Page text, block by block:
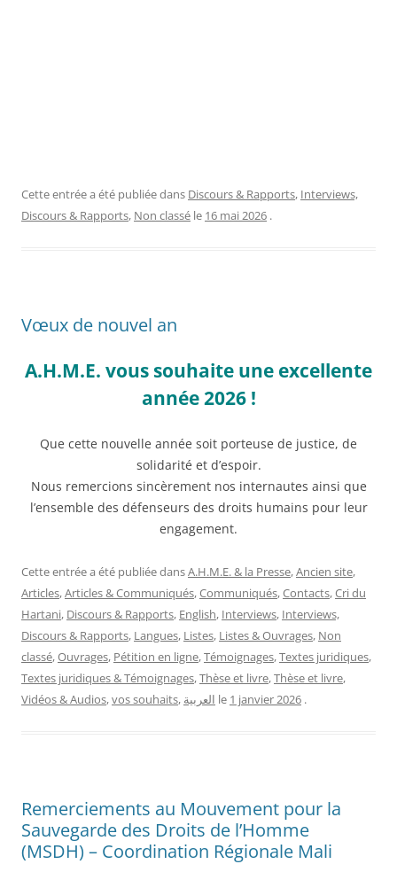
Cette entrée a été publiée dans Discours & Rapports, Interviews,
Discours & Rapports, Non classé le 16 mai 2026 .
Vœux de nouvel an
A.H.M.E. vous souhaite une excellente
année 2026 !
Que cette nouvelle année soit porteuse de justice, de
solidarité et d’espoir.
Nous remercions sincèrement nos internautes ainsi que
l’ensemble des défenseurs des droits humains pour leur
engagement.
Cette entrée a été publiée dansA.H.M.E. & la Presse,Ancien site,
Articles,Articles & Communiqués,Communiqués,Contacts,Cri du
Hartani, Discours & Rapports, English, Interviews, Interviews,
Discours & Rapports, Langues, Listes, Listes & Ouvrages, Non
classé,Ouvrages, Pétition en ligne,Témoignages,Textes juridiques,
Textes juridiques & Témoignages,Thèse et livre,Thèse et livre,
Vidéos & Audios,vos souhaits, العربية le 1 janvier 2026 .
Remerciements au Mouvement pour la
Sauvegarde des Droits de l’Homme
(MSDH) – Coordination Régionale Mali